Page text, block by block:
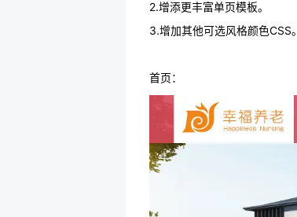
2.增添更丰富单页模板。
3.增加其他可选风格颜色CSS。
首页：